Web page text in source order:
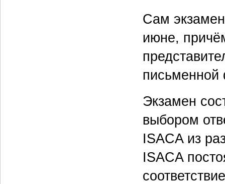
Сам
июне,
Экзамен
выбором
ISACA из
ISACA